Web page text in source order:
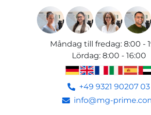
Måndag till fredag: 8:00 -
Lördag: 8:00 - 16:00
+49 9321 90207 03
info@mg-